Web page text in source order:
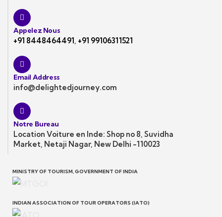
Appelez Nous
+91 8448464491, +91 99106311521
Email Address
info@delightedjourney.com
Notre Bureau
Location Voiture en Inde: Shop no 8, Suvidha
Market, Netaji Nagar, New Delhi -110023
MINISTRY OF TOURISM, GOVERNMENT OF INDIA
INDIAN ASSOCIATION OF TOUR OPERATORS (IATO)